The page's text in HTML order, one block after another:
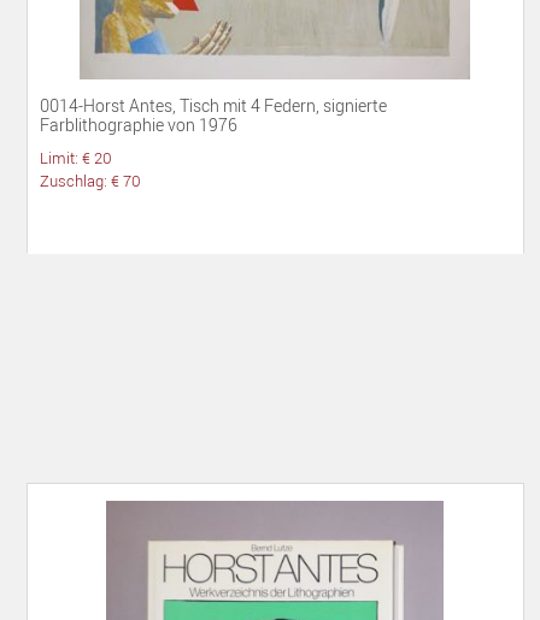
0014-Horst Antes, Tisch mit 4 Federn, signierte
Farblithographie von 1976
Limit: € 20
Zuschlag: € 70